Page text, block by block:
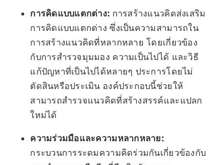
การคิดแบบแตกต่าง: การสร้างแนวคิดส่งเสริม
การคิดแบบแตกต่าง ซึ่งเป็นความสามารถใน
การสร้างแนวคิดที่หลากหลาย โดยเกี่ยวข้อง
กับการสำรวจมุมมอง ความเป็นไปได้ และวิธี
แก้ปัญหาที่เป็นไปได้หลายๆ ประการโดยไม่
ตัดสินหรือประเมิน องค์ประกอบนี้ช่วยให้
สามารถสำรวจแนวคิดที่สร้างสรรค์และแปลก
ใหม่ได้
ความร่วมมือและความหลากหลาย:
กระบวนการระดมความคิดร่วมกันเกี่ยวข้องกับ